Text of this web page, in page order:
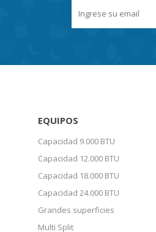
EQUIPOS
Capacidad 9.000 BTU
Capacidad 12.000 BTU
Capacidad 18.000 BTU
Capacidad 24.000 BTU
Grandes superficies
Multi Split